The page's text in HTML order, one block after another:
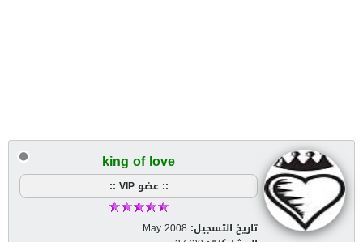
king of love
:: عضو VIP ::
تاريخ التسجيل: May 2008